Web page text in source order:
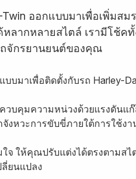
Twin ออกแบบมาเพื่อเพิ่ม
ลากหลายสไตล์ เรามีโช้
จักรยานยนต์ของคุณ
บมาเพื่อติดตั้งกับรถ Harley-
วบคุมความหน่วงด้วยแรงดั
งหวะการขับขี่ภายใต้การใช้ง
จ ให้คุณปรับแต่งได้ตรงตาม
ยนแปลง